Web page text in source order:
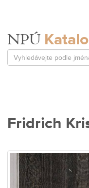
NPÚ
Fridrich